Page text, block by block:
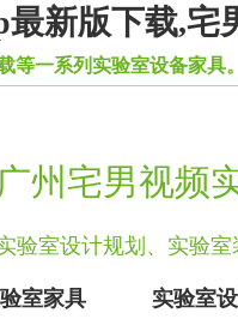
新版下载,
实验室设备家具。
广州宅男视频
验室设计规划、实验
室家具 实验室